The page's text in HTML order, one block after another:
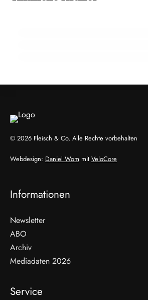
© 2026 Fleisch & Co, Alle Rechte vorbehalten
Webdesign: Daniel Wom mit VeloCore
Informationen
Newsletter
ABO
Archiv
Mediadaten 2026
Service